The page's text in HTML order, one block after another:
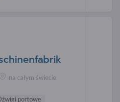
na całym świecie
portowe